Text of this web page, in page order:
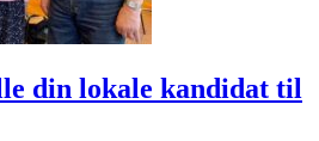
din lokale kandidat til